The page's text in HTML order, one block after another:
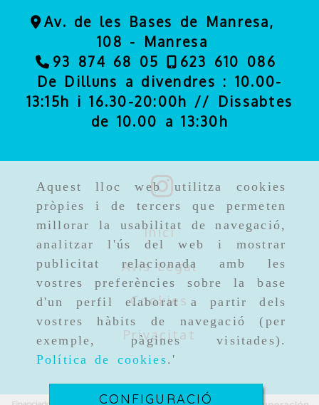
Aquest lloc web utilitza cookies
pròpies i de tercers que permeten
millorar la usabilitat de navegació,
analitzar l'ús del web i mostrar
publicitat relacionada amb les
vostres preferències sobre la base
d'un perfil elaborat a partir dels
vostres hàbits de navegació (per
exemple, pàgines visitades).
Política de cookies.'
CONFIGURACIÓ
Av. de les Bases de Manresa,
108 - Manresa
93 874 68 05
623 610 086
De Dilluns a divendres : 10.00-
13:15h i 16.30-20:00h // Dissabtes
de 10.00 a 13:30h
Inici
Avís Legal
Cookies
Privacitat